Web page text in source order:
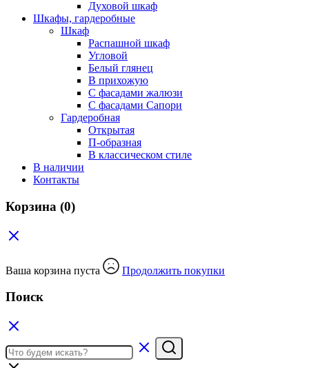
Духовой шкаф
Шкафы, гардеробные
Шкаф
Распашной шкаф
Угловой
Белый глянец
В прихожую
C фасадами жалюзи
C фасадами Сапори
Гардеробная
Открытая
П-образная
В классическом стиле
В наличии
Контакты
Корзина (0)
Ваша корзина пуста Продолжить покупки
Поиск